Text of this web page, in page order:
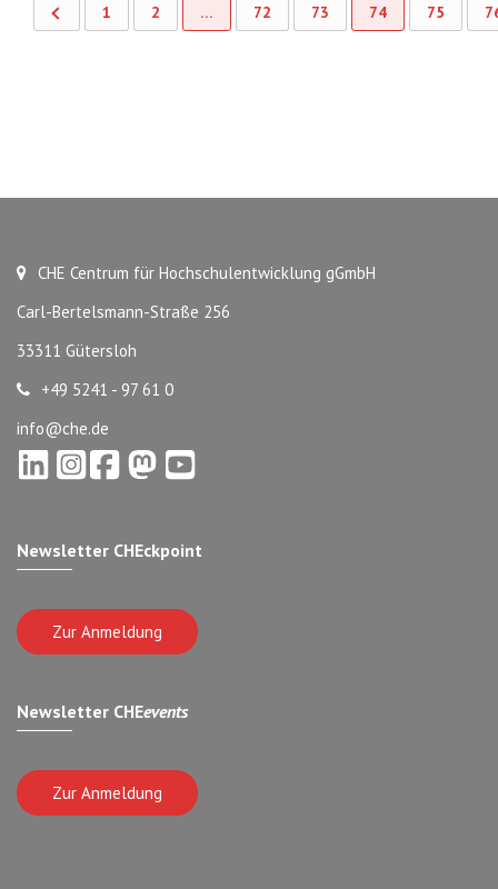
1 2 … 72 73 74 75
CHE Centrum für Hochschulentwicklung gGmbH
Carl-Bertelsmann-Straße 256
33311 Gütersloh
+49 5241 - 97 61 0
info@che.de
Newsletter CHEckpoint
Zur Anmeldung
Newsletter CHEevents
Zur Anmeldung